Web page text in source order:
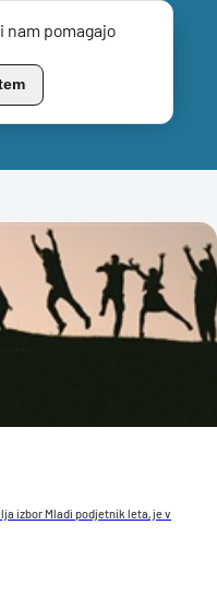
nam pomagajo
izbor Mladi podjetnik leta, je v